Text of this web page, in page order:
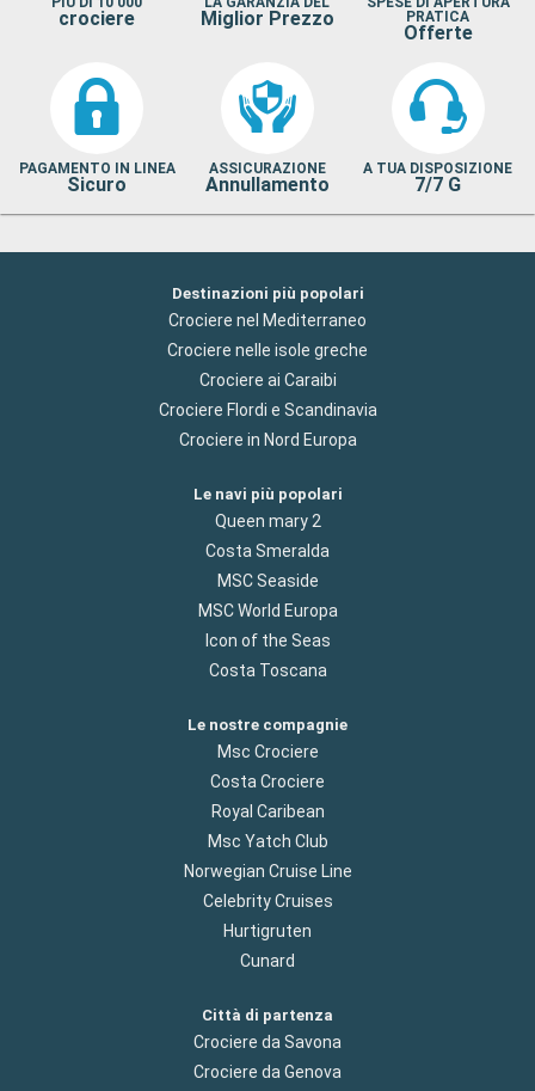
crociere Miglior Prezzo
PRATICA
Offerte
PAGAMENTO IN LINEA
Sicuro
ASSICURAZIONE
Annullamento
A TUA DISPOSIZIONE
7/7 G
Destinazioni più popolari
Crociere nel Mediterraneo
Crociere nelle isole greche
Crociere ai Caraibi
Crociere Flordi e Scandinavia
Crociere in Nord Europa
Le navi più popolari
Queen mary 2
Costa Smeralda
MSC Seaside
MSC World Europa
Icon of the Seas
Costa Toscana
Le nostre compagnie
Msc Crociere
Costa Crociere
Royal Caribean
Msc Yatch Club
Norwegian Cruise Line
Celebrity Cruises
Hurtigruten
Cunard
Città di partenza
Crociere da Savona
Crociere da Genova